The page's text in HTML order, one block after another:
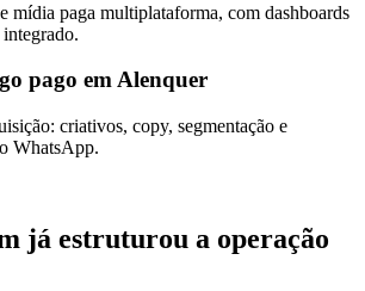
mídia paga multiplataforma, com dashboards
pago em Alenquer
criativos, copy, segmentação e
WhatsApp.
já estruturou a operação